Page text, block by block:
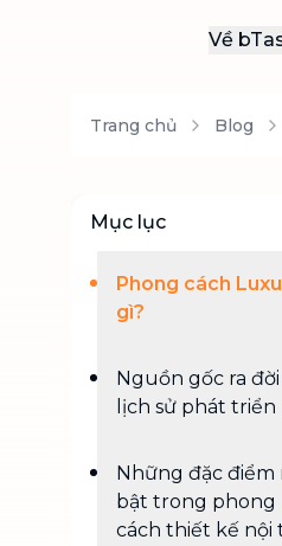
Về
Trang chủ Blog
Mục lục
Phong cách
gì?
Nguồn gốc ra đời
lịch sử phát triển
Những đặc điểm
bật trong phong
cách thiết kế nội